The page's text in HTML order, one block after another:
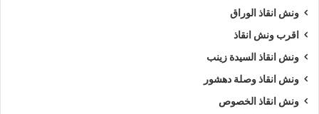
ونش انقاذ الوراق
اقرب ونش انقاذ
ونش انقاذ السيدة زينب
ونش انقاذ وصلة دهشور
ونش انقاذ الخصوص